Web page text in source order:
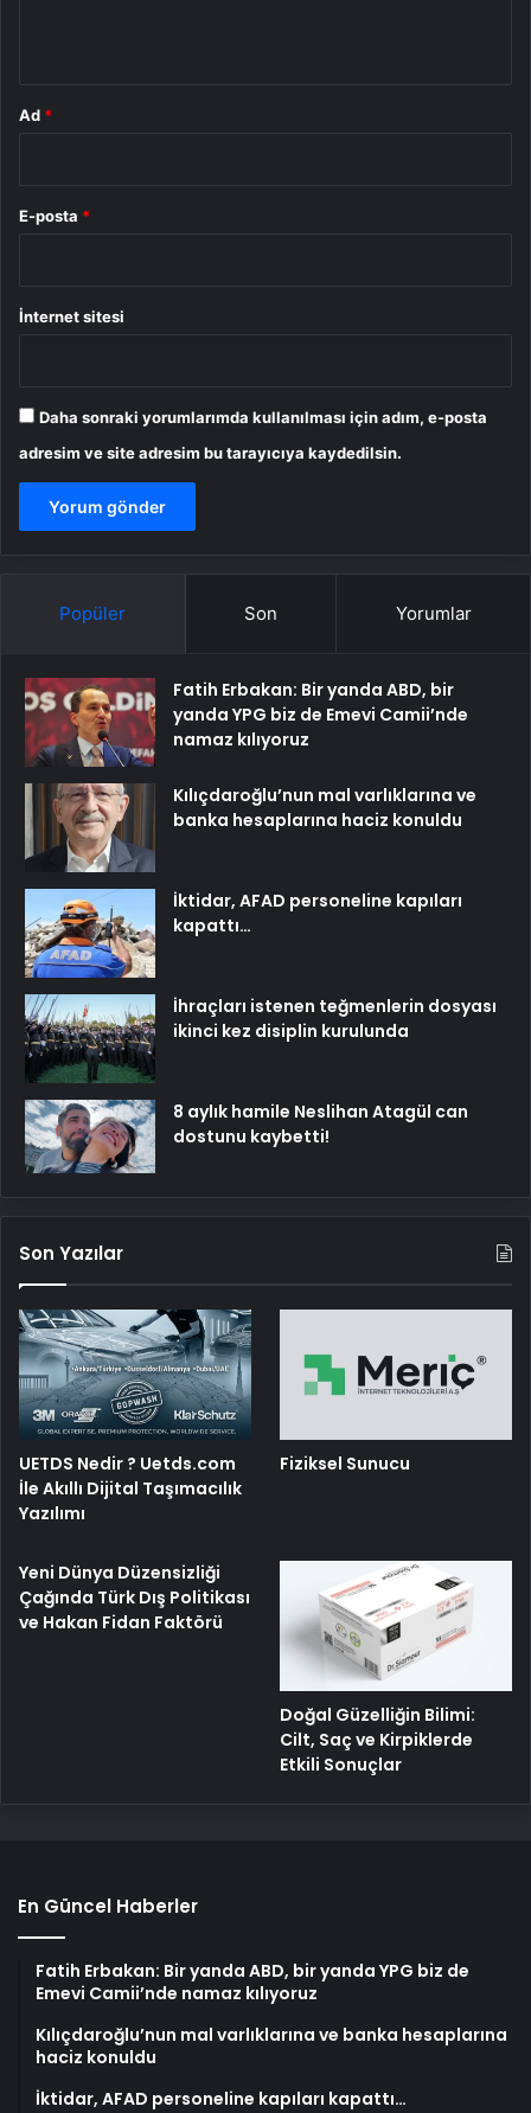
Ad *
E-posta *
İnternet sitesi
Daha sonraki yorumlarımda kullanılması için adım, e-posta
adresim ve site adresim bu tarayıcıya kaydedilsin.
Popüler Son Yorumlar
Fatih Erbakan: Bir yanda ABD, bir
yanda YPG biz de Emevi Camii’nde
namaz kılıyoruz
Kılıçdaroğlu’nun mal varlıklarına ve
banka hesaplarına haciz konuldu
İktidar, AFAD personeline kapıları
kapattı…
İhraçları istenen teğmenlerin dosyası
ikinci kez disiplin kurulunda
8 aylık hamile Neslihan Atagül can
dostunu kaybetti!
Son Yazılar
UETDS Nedir ? Uetds.com
İle Akıllı Dijital Taşımacılık
Yazılımı
Fiziksel Sunucu
Yeni Dünya Düzensizliği
Çağında Türk Dış Politikası
ve Hakan Fidan Faktörü
Doğal Güzelliğin Bilimi:
Cilt, Saç ve Kirpiklerde
Etkili Sonuçlar
En Güncel Haberler
Fatih Erbakan: Bir yanda ABD, bir yanda YPG biz de
Emevi Camii’nde namaz kılıyoruz
Kılıçdaroğlu’nun mal varlıklarına ve banka hesaplarına
haciz konuldu
İktidar, AFAD personeline kapıları kapattı…